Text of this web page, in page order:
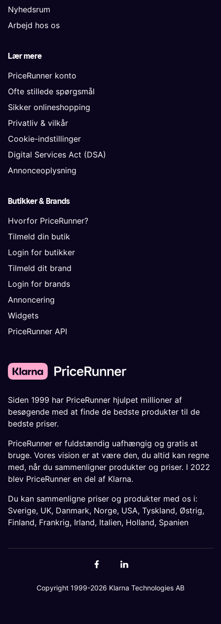
Nyhedsrum
Arbejd hos os
Lær mere
PriceRunner konto
Ofte stillede spørgsmål
Sikker onlineshopping
Privatliv & vilkår
Cookie-indstillinger
Digital Services Act (DSA)
Annonceoplysning
Butikker & Brands
Hvorfor PriceRunner?
Tilmeld din butik
Login for butikker
Tilmeld dit brand
Login for brands
Annoncering
Widgets
PriceRunner API
Siden 1999 har PriceRunner hjulpet millioner af
besøgende med at finde de bedste produkter til de
bedste priser.
PriceRunner er fuldstændig uafhængig og gratis at
bruge. Vores vision er at være den, du altid kan regne
med, når du sammenligner produkter og priser. I 2022
blev PriceRunner en del af Klarna.
Du kan sammenligne priser og produkter med os i:
Sverige, UK, Danmark, Norge, USA, Tyskland, Østrig,
Finland, Frankrig, Irland, Italien, Holland, Spanien
Copyright 1999-2026 Klarna Technologies AB